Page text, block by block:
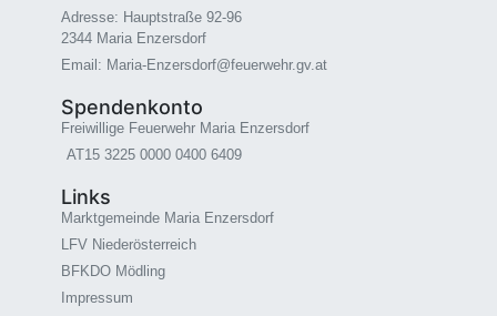
Adresse: Hauptstraße 92-96
2344 Maria Enzersdorf
Email: Maria-Enzersdorf@feuerwehr.gv.at
Spendenkonto
Freiwillige Feuerwehr Maria Enzersdorf
AT15 3225 0000 0400 6409
Links
Marktgemeinde Maria Enzersdorf
LFV Niederösterreich
BFKDO Mödling
Impressum